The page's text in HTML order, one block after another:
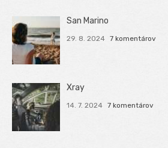
San Marino
29. 8. 2024 7 komentárov
Xray
14. 7. 2024 7 komentárov